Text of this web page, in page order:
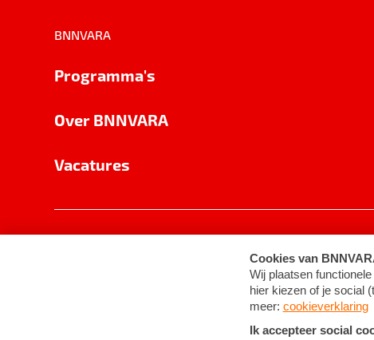
BNNVARA
Programma's
Over BNNVARA
Vacatures
Cookie-instellingen Algemene